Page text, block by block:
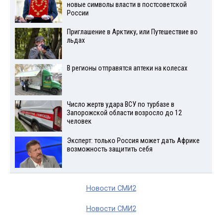
новые символы власти в постсоветской
России
Приглашение в Арктику, или Путешествие во
льдах
В регионы отправятся аптеки на колесах
Число жертв удара ВСУ по турбазе в
Запорожской области возросло до 12
человек
Эксперт: только Россия может дать Африке
возможность защитить себя
Новости СМИ2
Новости СМИ2